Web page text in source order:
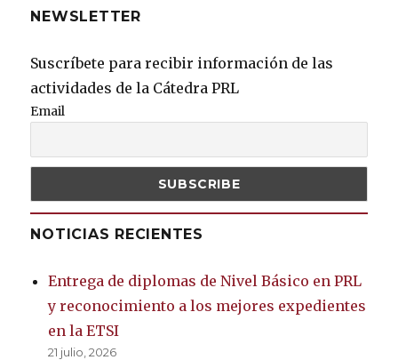
NEWSLETTER
Suscríbete para recibir información de las
actividades de la Cátedra PRL
Email
NOTICIAS RECIENTES
Entrega de diplomas de Nivel Básico en PRL
y reconocimiento a los mejores expedientes
en la ETSI
21 julio, 2026